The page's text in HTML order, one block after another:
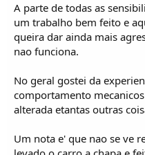
A parte de todas as
um trabalho bem feito e
queira dar ainda mais
nao funciona.
No geral gostei da
comportamento
alterada etantas outras
Um nota e' que nao se ve